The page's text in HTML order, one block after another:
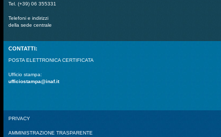
Tel. (+39) 06 355331
Telefoni e indirizzi
della sede centrale
CONTATTI:
POSTA ELETTRONICA CERTIFICATA
Ufficio stampa:
ufficiostampa@inaf.it
PRIVACY
AMMINISTRAZIONE TRASPARENTE